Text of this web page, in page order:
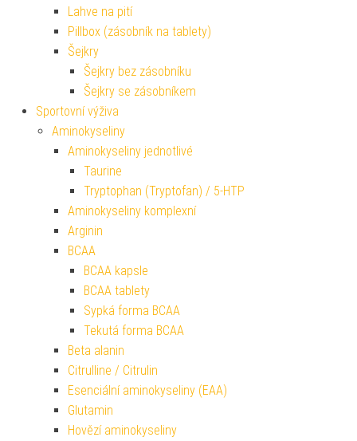
Lahve na pití
Pillbox (zásobník na tablety)
Šejkry
Šejkry bez zásobníku
Šejkry se zásobníkem
Sportovní výživa
Aminokyseliny
Aminokyseliny jednotlivé
Taurine
Tryptophan (Tryptofan) / 5-HTP
Aminokyseliny komplexní
Arginin
BCAA
BCAA kapsle
BCAA tablety
Sypká forma BCAA
Tekutá forma BCAA
Beta alanin
Citrulline / Citrulin
Esenciální aminokyseliny (EAA)
Glutamin
Hovězí aminokyseliny